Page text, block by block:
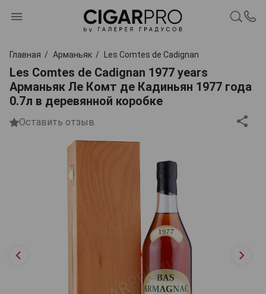
Главная Арманьяк Les Comtes de Cadignan
Les Comtes de Cadignan 1977 years
Арманьяк Ле Комт де Кадиньян 1977 года
0.7л в деревянной коробке
Оставить отзыв